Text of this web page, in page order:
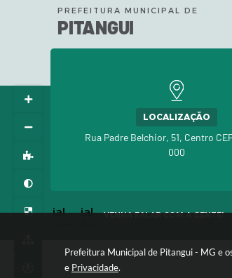
Prefeitura Municipal de Pitangui - MG e
e Privacidade.
PREFEITURA MUNICIPAL DE
PITANGUI
LOCALIZAÇÃO
Rua Padre Belchior, 51, Centro
000
VENHA FALAR COM A GENTE!